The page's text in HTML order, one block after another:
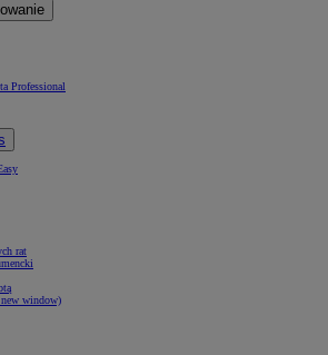
Professional
rat
window)